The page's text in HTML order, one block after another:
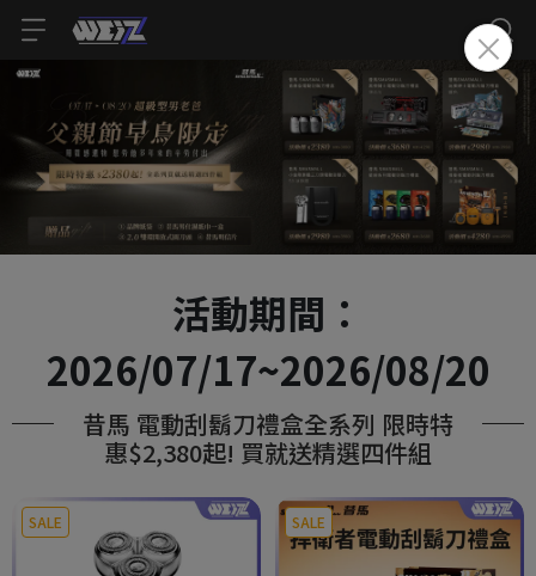
活動期間：
2026/07/17~2026/08/20
昔馬 電動刮鬍刀禮盒全系列 限時特
惠$2,380起! 買就送精選四件組
SALE SALE